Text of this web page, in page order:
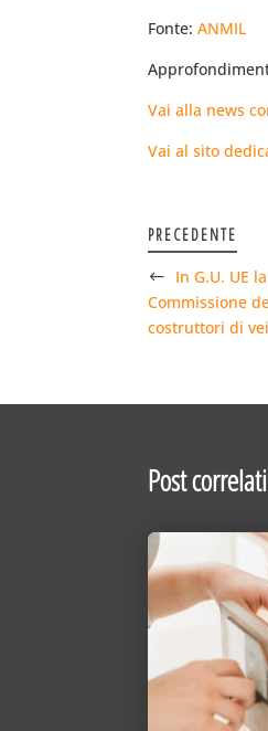
Fonte:ANMIL
Vai alla news
Vai al sito
PRECEDENTE
In G.U. UE
Commissione
costruttori di
Post correlati